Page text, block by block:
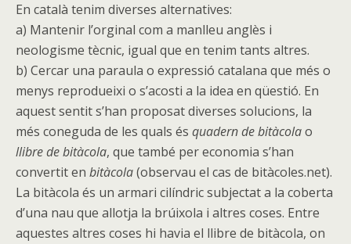
En català tenim diverses alternatives:
a) Mantenir l’orginal com a manlleu anglès i
neologisme tècnic, igual que en tenim tants altres.
b) Cercar una paraula o expressió catalana que més o
menys reprodueixi o s’acosti a la idea en qüestió. En
aquest sentit s’han proposat diverses solucions, la
més coneguda de les quals és quadern de bitàcolao
llibre de bitàcola, que també per economia s’han
convertit en bitàcola(observau el cas de bitàcoles.net).
La bitàcola és un armari cilíndric subjectat a la coberta
d’una nau que allotja la brúixola i altres coses. Entre
aquestes altres coses hi havia el llibre de bitàcola, on